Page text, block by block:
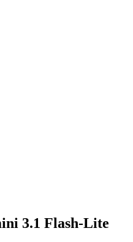
3.1 Flash-Lite